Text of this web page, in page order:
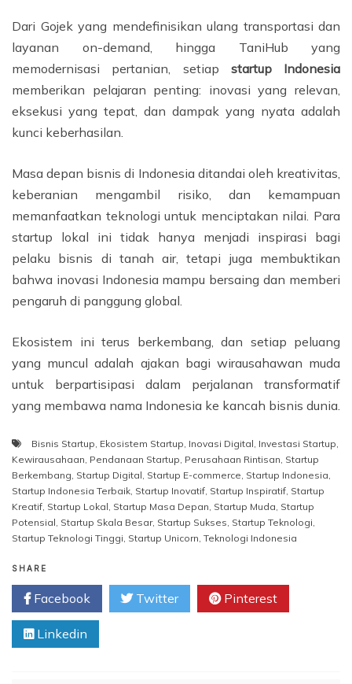
Dari Gojek yang mendefinisikan ulang transportasi dan
layanan on-demand, hingga TaniHub yang
memodernisasi pertanian, setiap startup Indonesia
memberikan pelajaran penting: inovasi yang relevan,
eksekusi yang tepat, dan dampak yang nyata adalah
kunci keberhasilan.
Masa depan bisnis di Indonesia ditandai oleh kreativitas,
keberanian mengambil risiko, dan kemampuan
memanfaatkan teknologi untuk menciptakan nilai. Para
startup lokal ini tidak hanya menjadi inspirasi bagi
pelaku bisnis di tanah air, tetapi juga membuktikan
bahwa inovasi Indonesia mampu bersaing dan memberi
pengaruh di panggung global.
Ekosistem ini terus berkembang, dan setiap peluang
yang muncul adalah ajakan bagi wirausahawan muda
untuk berpartisipasi dalam perjalanan transformatif
yang membawa nama Indonesia ke kancah bisnis dunia.
Bisnis Startup, Ekosistem Startup, Inovasi Digital, Investasi Startup,
Kewirausahaan, Pendanaan Startup, Perusahaan Rintisan, Startup
Berkembang, Startup Digital, Startup E-commerce, Startup Indonesia,
Startup Indonesia Terbaik, Startup Inovatif, Startup Inspiratif, Startup
Kreatif, Startup Lokal, Startup Masa Depan, Startup Muda, Startup
Potensial, Startup Skala Besar, Startup Sukses, Startup Teknologi,
Startup Teknologi Tinggi, Startup Unicorn, Teknologi Indonesia
SHARE
Facebook Twitter Pinterest
Linkedin